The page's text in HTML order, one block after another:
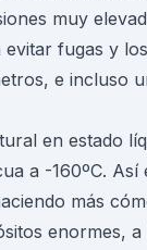
muy
fugas y
e incluso
en estado
a -160ºC.
más
enormes,